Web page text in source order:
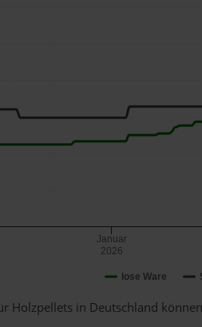
lose Ware
Januar
2026
Holzpellets in Deutschland